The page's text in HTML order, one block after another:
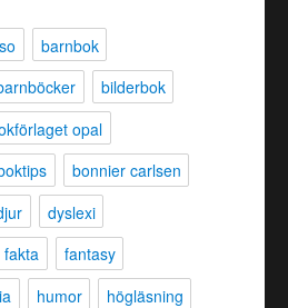
barnbok
bilderbok
opal
bonnier carlsen
dyslexi
fakta
fantasy
humor
högläsning